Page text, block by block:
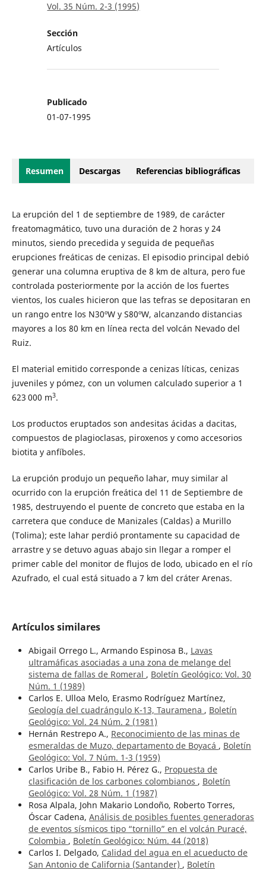
Vol. 35 Núm. 2-3 (1995)
Sección
Artículos
Publicado
01-07-1995
Resumen Descargas Referencias bibliográficas
La erupción del 1 de septiembre de 1989, de carácter
freatomagmático, tuvo una duración de 2 horas y 24
minutos, siendo precedida y seguida de pequeñas
erupciones freáticas de cenizas. El episodio principal debió
generar una columna eruptiva de 8 km de altura, pero fue
controlada posteriormente por la acción de los fuertes
vientos, los cuales hicieron que las tefras se depositaran en
un rango entre los N30ºW y S80ºW, alcanzando distancias
mayores a los 80 km en línea recta del volcán Nevado del
Ruiz.
El material emitido corresponde a cenizas líticas, cenizas
juveniles y pómez, con un volumen calculado superior a 1
623 000 m3.
Los productos eruptados son andesitas ácidas a dacitas,
compuestos de plagioclasas, piroxenos y como accesorios
biotita y anfíboles.
La erupción produjo un pequeño lahar, muy similar al
ocurrido con la erupción freática del 11 de Septiembre de
1985, destruyendo el puente de concreto que estaba en la
carretera que conduce de Manizales (Caldas) a Murillo
(Tolima); este lahar perdió prontamente su capacidad de
arrastre y se detuvo aguas abajo sin llegar a romper el
primer cable del monitor de flujos de lodo, ubicado en el río
Azufrado, el cual está situado a 7 km del cráter Arenas.
Artículos similares
Abigail Orrego L., Armando Espinosa B., Lavas
ultramáficas asociadas a una zona de melange del
sistema de fallas de Romeral , Boletín Geológico: Vol. 30
Núm. 1 (1989)
Carlos E. Ulloa Melo, Erasmo Rodríguez Martínez,
Geología del cuadrángulo K-13, Tauramena , Boletín
Geológico: Vol. 24 Núm. 2 (1981)
Hernán Restrepo A., Reconocimiento de las minas de
esmeraldas de Muzo, departamento de Boyacá , Boletín
Geológico: Vol. 7 Núm. 1-3 (1959)
Carlos Uribe B., Fabio H. Pérez G., Propuesta de
clasificación de los carbones colombianos , Boletín
Geológico: Vol. 28 Núm. 1 (1987)
Rosa Alpala, John Makario Londoño, Roberto Torres,
Óscar Cadena, Análisis de posibles fuentes generadoras
de eventos sísmicos tipo “tornillo” en el volcán Puracé,
Colombia , Boletín Geológico: Núm. 44 (2018)
Carlos I. Delgado, Calidad del agua en el acueducto de
San Antonio de California (Santander) , Boletín